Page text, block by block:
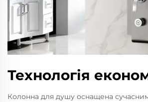
Технологія
Колонна для душу оснащена